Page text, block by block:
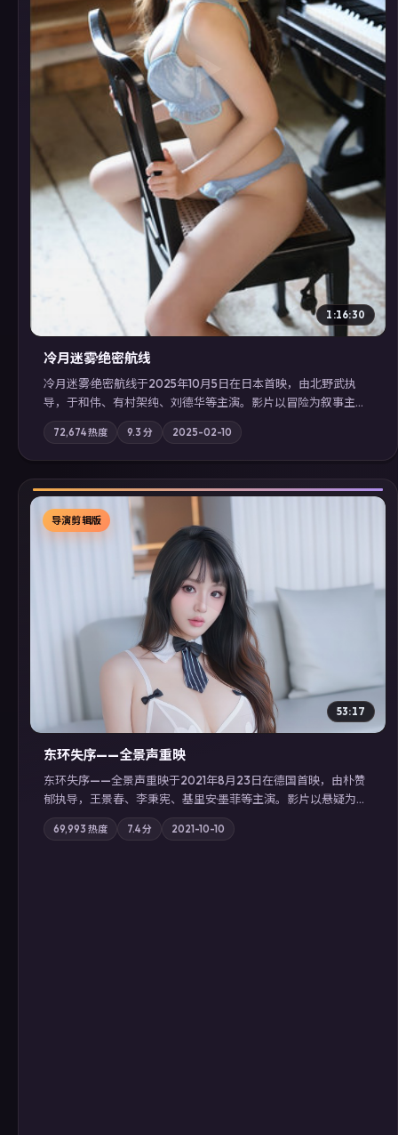
▶
1:16:30
冷月迷雾·绝密航线
冷月迷雾·绝密航线于2025年10月5日在日本首映，由北野武执
导，于和伟、有村架纯、刘德华等主演。影片以冒险为叙事主
轴，记忆碎片重组后，主角发现自己从未活过“真实”的一天；摄
影与配乐强化地域气质；站内亦可通过「国产免费观看高清电视
剧在线看」延展检索同类型高分佳作，畅享高清在线追剧体验。
72,674热度 9.3 分 2025-02-10
▶
导演剪辑版
53:17
东环失序——全景声重映
东环失序——全景声重映于2021年8月23日在德国首映，由朴赞
郁执导，王景春、李秉宪、基里安·墨菲等主演。影片以悬疑为叙
事主轴，科技与人性的边界在实验事故后逐渐模糊；摄影与配乐
强化地域气质；站内亦可通过「国产免费观看高清电视剧在线
69,993 热度 7.4分 2021-10-10